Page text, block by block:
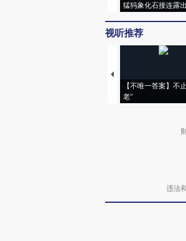
猛犸象化石接连露出
视听推荐
【不唯一答案】不
老”
违法